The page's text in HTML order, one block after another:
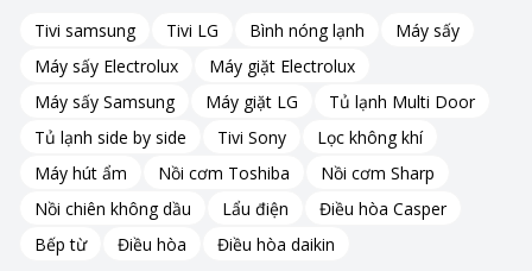
phù hợp với những ai theo đuổi lối sống lành mạnh.
*Hình ảnh chỉ mang tính chất minh họa
Ép kiệt bã, hạn chế lãng phí nguyên liệu
Máy ép chậmđược thiết kế để tối ưu khả năng ép kiệt nước
Tivi samsung Tivi LG Bình nóng lạnh
Máy sấy
Máy sấy Electrolux
Máy giặt Electrolux
Máy sấy Samsung
Máy giặt LG
Tủ lạnh Multi Door
Tủ lạnh side by side
Tivi Sony
Lọc không khí
Máy hút ẩm
Nồi cơm Toshiba
Nồi cơm Sharp
Nồi chiên không dầu
Lẩu điện
Điều hòa Casper
Bếp từ
Điều hòa Điều hòa daikin